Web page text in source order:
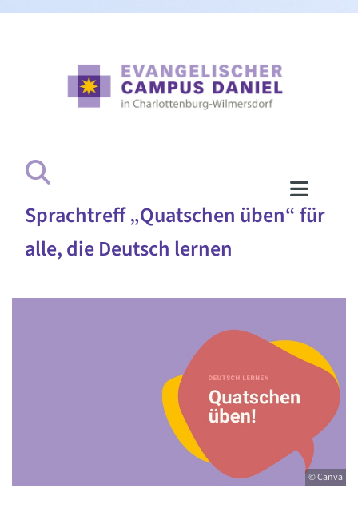
Sprachtreff „Quatschen üben“ für
alle, die Deutsch lernen
© Canva